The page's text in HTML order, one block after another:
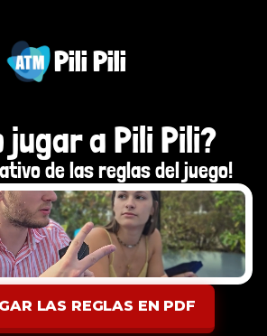
Pili Pili
jugar a Pili Pili?
de las reglas del juego!
LAS REGLAS EN PDF